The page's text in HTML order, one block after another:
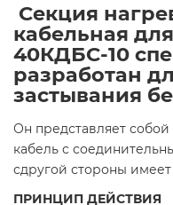
Секция
кабельная
40КДБС-10
разработан
застывания
Он представляет
кабель с
сдругой стороны
ПРИНЦИП ДЕЙСТВИЯ